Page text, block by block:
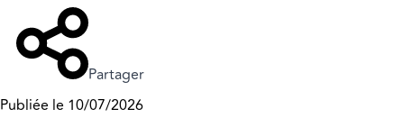
Partager
Publiée le 10/07/2026